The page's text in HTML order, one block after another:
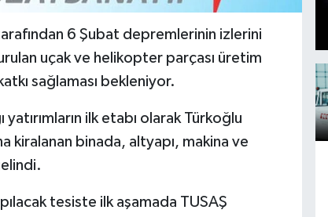
6 Şubat depremlerinin izlerini
uçak ve helikopter parçası üretim
sağlaması bekleniyor.
ilk etabı olarak Türkoğlu
kiralanan binada, altyapı, makina ve
tesiste ilk aşamada TUSAŞ